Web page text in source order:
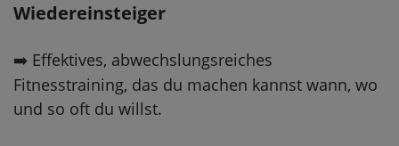
Wiedereinsteiger
➡️ Effektives, abwechslungsreiches
Fitnesstraining, das du machen kannst wann, wo
und so oft du willst.